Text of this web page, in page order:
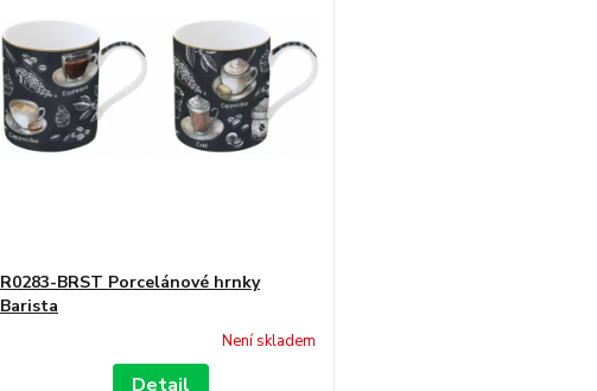
R0283-BRST Porcelánové hrnky
Barista
Není skladem
Detail